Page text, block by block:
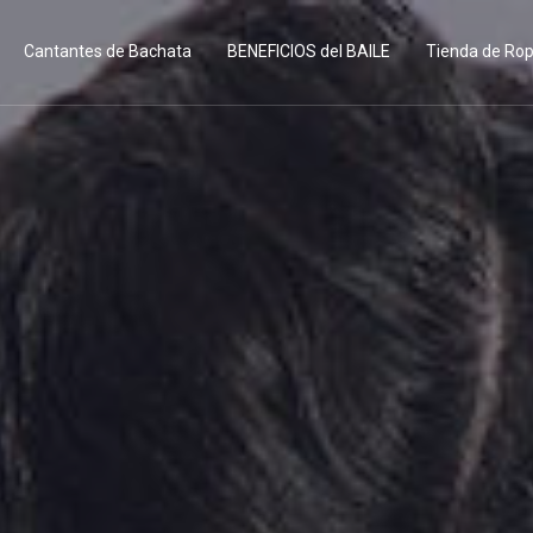
Cantantes de Bachata BENEFICIOS del BAILE Tienda de